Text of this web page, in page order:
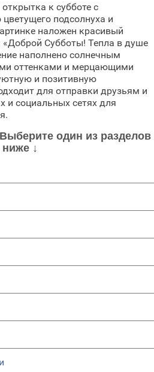
к субботе с
подсолнуха и
наложен красивый
«Доброй Субботы! Тепла в душе
наполнено солнечным
оттенками и мерцающими
и позитивную
для отправки друзьям и
и социальных сетях для
один из разделов
ниже ↓